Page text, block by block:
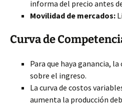
informa del precio antes
Movilidad de mercados:
Curva de
Para que haya ganancia,
sobre el ingreso.
La curva de costos
aumenta la producción